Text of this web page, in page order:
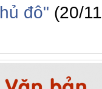
đô" (20/